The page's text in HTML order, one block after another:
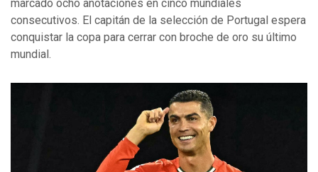
marcado ocho anotaciones en cinco mundiales
consecutivos. El capitán de la selección de Portugal espera
conquistar la copa para cerrar con broche de oro su último
mundial.